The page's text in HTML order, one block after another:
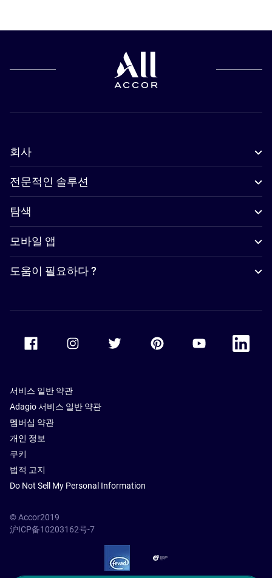
회사
전문적인 솔루션
탐색
모바일 앱
도움이 필요하다 ?
Accor Facebook Accor TwitterAccor PinterestAccor Youtube
Accor
서비스 일반 약관
Adagio 서비스 일반 약관
멤버십 약관
개인 정보
쿠키
법적 고지
Do Not Sell My Personal Information
© Accor2019
沪ICP备10203162号-7